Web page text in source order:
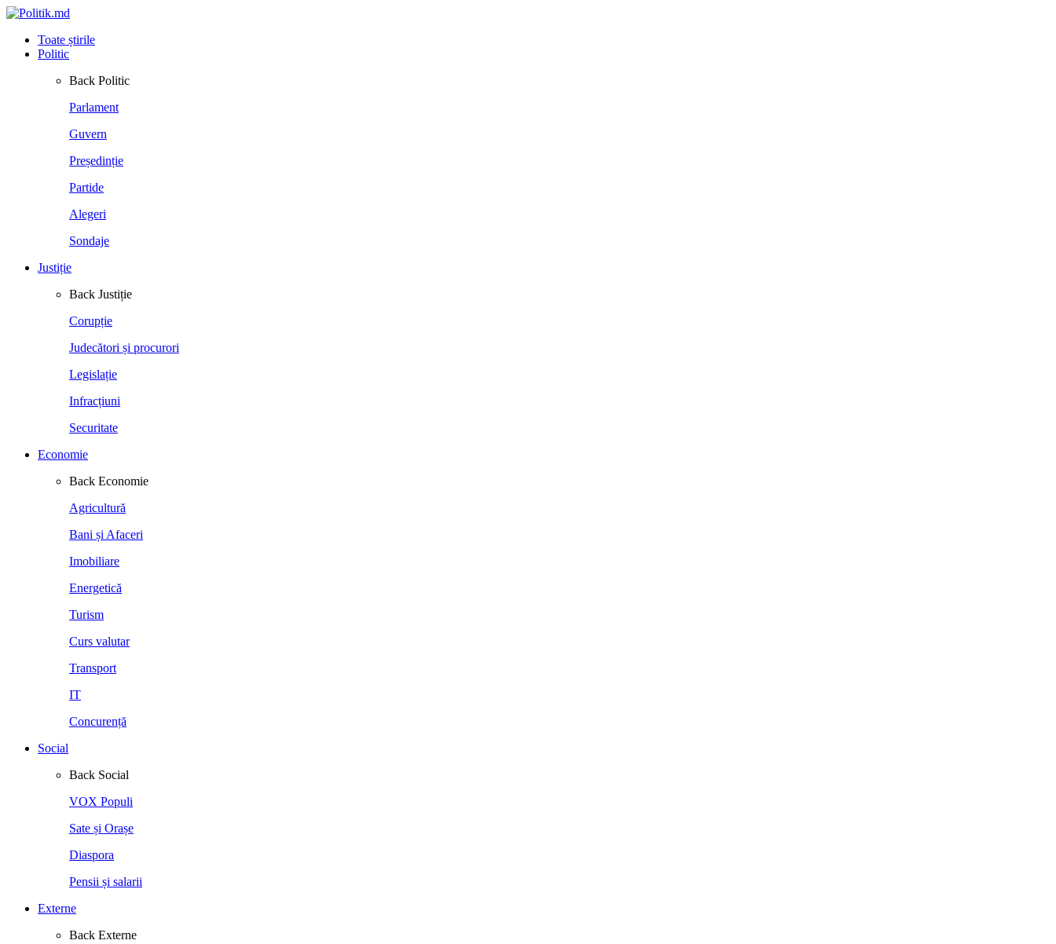
Toate știrile
Politic
Back Politic
Parlament
Guvern
Președinție
Partide
Alegeri
Sondaje
Justiție
Back Justiție
Corupție
Judecători și procurori
Legislație
Infracțiuni
Securitate
Economie
Back Economie
Agricultură
Bani și Afaceri
Imobiliare
Energetică
Turism
Curs valutar
Transport
IT
Concurență
Social
Back Social
VOX Populi
Sate și Orașe
Diaspora
Pensii și salarii
Externe
Back Externe